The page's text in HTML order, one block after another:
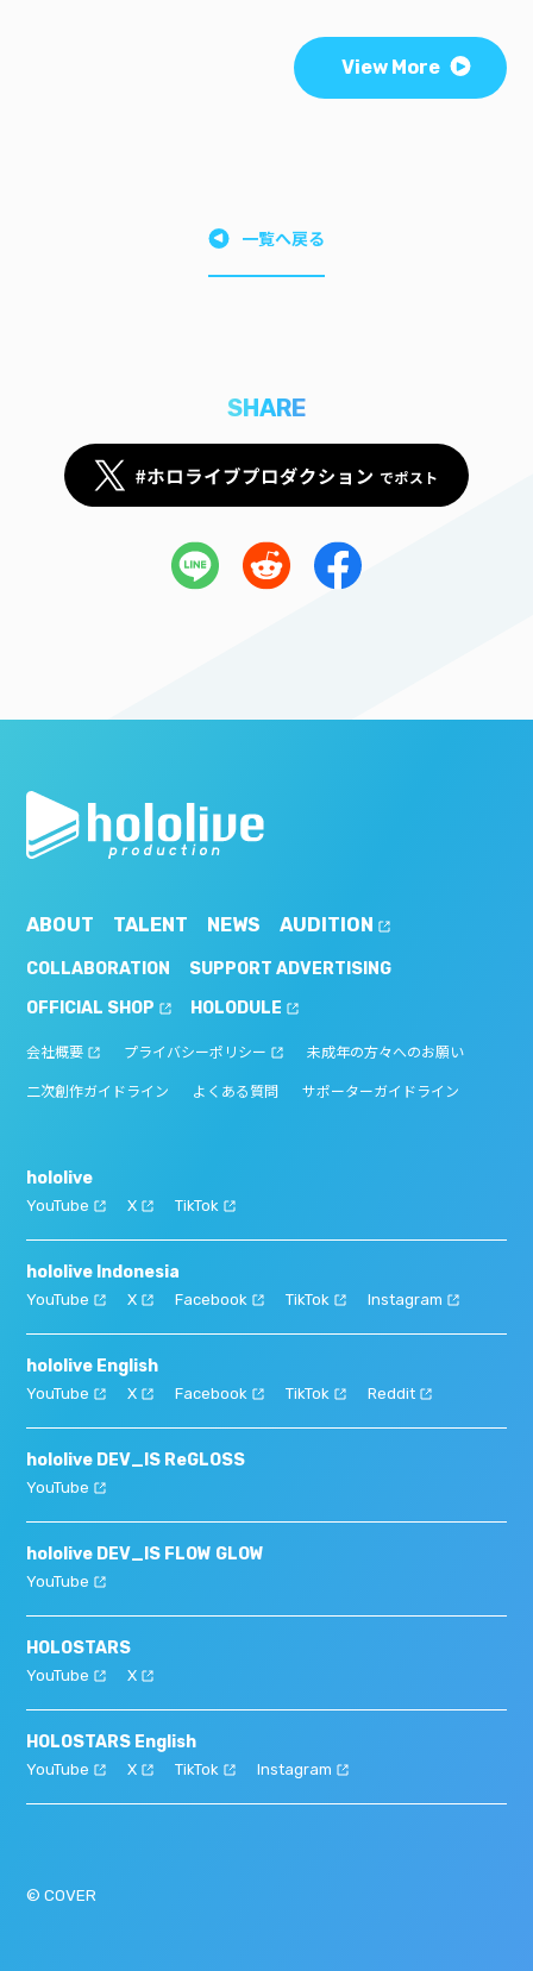
View More
一覧へ戻る
SHARE
ABOUT TALENT NEWS AUDITION
COLLABORATION
SUPPORT ADVERTISING
OFFICIAL SHOP
HOLODULE
会社概要 プライバシーポリシー 未成年の方々へのお願い
二次創作ガイドライン よくある質問 サポーターガイドライン
hololive
YouTube X TikTok
hololive Indonesia
YouTube X Facebook TikTok Instagram
hololive English
YouTube X Facebook TikTok Reddit
hololive DEV_IS ReGLOSS
YouTube
hololive DEV_IS FLOW GLOW
YouTube
HOLOSTARS
YouTube X
HOLOSTARS English
YouTube X TikTok Instagram
© COVER